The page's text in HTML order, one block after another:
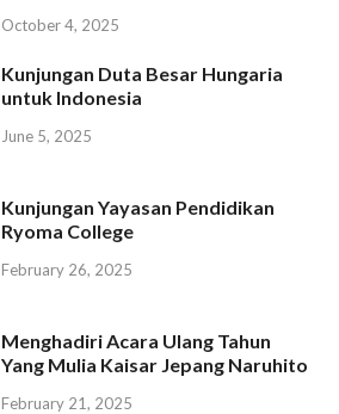
October 4, 2025
Kunjungan Duta Besar Hungaria
untuk Indonesia
June 5, 2025
Kunjungan Yayasan Pendidikan
Ryoma College
February 26, 2025
Menghadiri Acara Ulang Tahun
Yang Mulia Kaisar Jepang Naruhito
February 21, 2025